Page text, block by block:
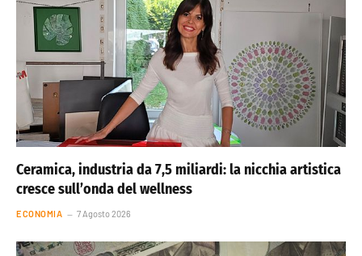
Ceramica, industria da 7,5 miliardi: la nicchia artistica
cresce sull’onda del wellness
ECONOMIA 7 Agosto 2026